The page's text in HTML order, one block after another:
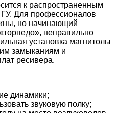
к распространенным
ГУ. Для профессионалов
но начинающий
неправильно
установка магнитолы
замыканиям и
ресивера.
динамики;
звуковую полку;